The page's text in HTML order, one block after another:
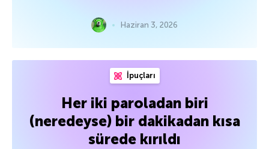
Haziran 3, 2026
İpuçları
Her iki paroladan biri
(neredeyse) bir dakikadan kısa
sürede kırıldı